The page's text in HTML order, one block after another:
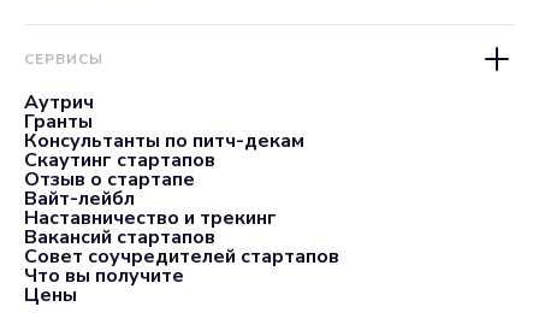
СЕРВИСЫ
Аутрич
Гранты
Консультанты по питч-декам
Скаутинг стартапов
Отзыв о стартапе
Вайт-лейбл
Наставничество и трекинг
Вакансий стартапов
Совет соучредителей стартапов
Что вы получите
Цены